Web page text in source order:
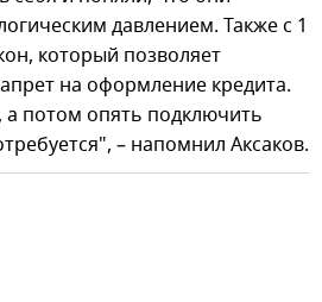
давлением. Также с 1
который позволяет
на оформление кредита.
потом опять подключить
– напомнил Аксаков.